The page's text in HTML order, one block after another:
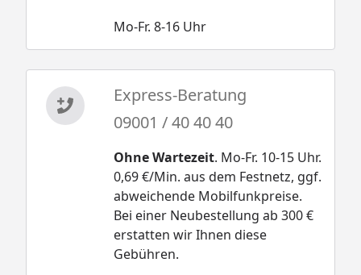
Mo-Fr. 8-16 Uhr
Express-Beratung
09001 / 40 40 40
Ohne Wartezeit. Mo-Fr. 10-15 Uhr.
0,69 €/Min. aus dem Festnetz, ggf.
abweichende Mobilfunkpreise.
Bei einer Neubestellung ab 300 €
erstatten wir Ihnen diese
Gebühren.